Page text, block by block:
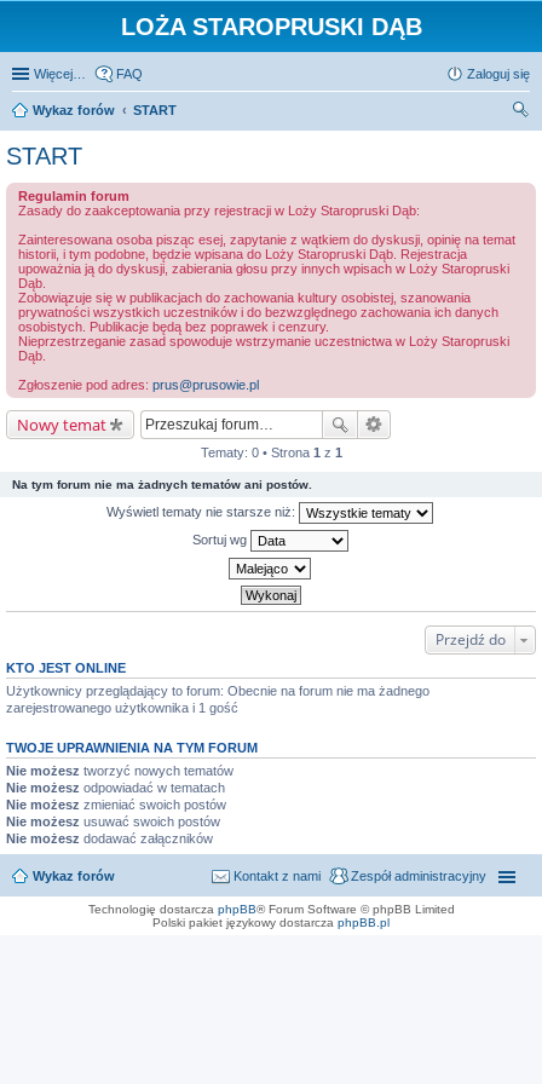
LOŻA STAROPRUSKI DĄB
Więcej… FAQ Zaloguj się
Wykaz forów
START
START
Regulamin forum
Zasady do zaakceptowania przy rejestracji w Loży Staropruski Dąb:
Zainteresowana osoba pisząc esej, zapytanie z wątkiem do dyskusji, opinię na temat
historii, i tym podobne, będzie wpisana do Loży Staropruski Dąb. Rejestracja
upoważnia ją do dyskusji, zabierania głosu przy innych wpisach w Loży Staropruski
Dąb.
Zobowiązuje się w publikacjach do zachowania kultury osobistej, szanowania
prywatności wszystkich uczestników i do bezwzględnego zachowania ich danych
osobistych. Publikacje będą bez poprawek i cenzury.
Nieprzestrzeganie zasad spowoduje wstrzymanie uczestnictwa w Loży Staropruski
Dąb.
Zgłoszenie pod adres: prus@prusowie.pl
Nowy temat
Tematy: 0 • Strona 1 z 1
Na tym forum nie ma żadnych tematów ani postów.
Wyświetl tematy nie starsze niż:
Sortuj wg
Przejdź do
KTO JEST ONLINE
Użytkownicy przeglądający to forum: Obecnie na forum nie ma żadnego
zarejestrowanego użytkownika i 1 gość
TWOJE UPRAWNIENIA NA TYM FORUM
Nie możesz tworzyć nowych tematów
Nie możesz odpowiadać w tematach
Nie możesz zmieniać swoich postów
Nie możesz usuwać swoich postów
Nie możesz dodawać załączników
Wykaz forów Zespół administracyjny
Kontakt z nami
Technologię dostarcza phpBB® Forum Software © phpBB Limited
Polski pakiet językowy dostarcza phpBB.pl